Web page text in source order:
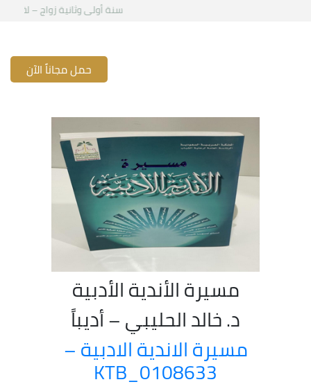
سنة أولى وثانية زواج – لقاء
حمل مجاناً الآن
مسيرة الأندية الأدبية
د. خالد الحليبي – أديباً
مسيرة الاندية الادبية –
KTB_0108633